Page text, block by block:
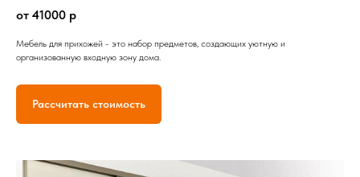
от 41000 р
Мебель для прихожей - это набор предметов, создающих уютную и
организованную входную зону дома.
Рассчитать стоимость